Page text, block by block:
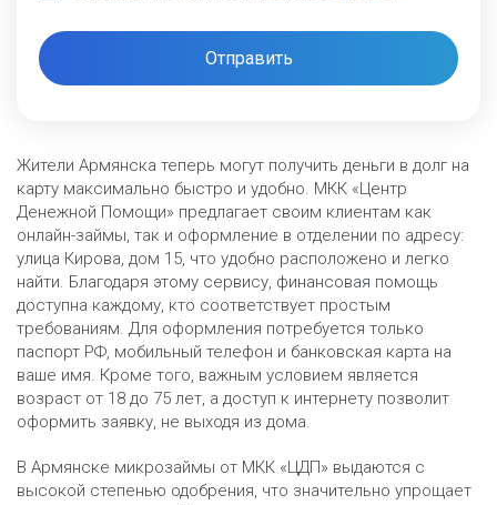
Отправить
Жители Армянска теперь могут получить деньги в долг на
карту максимально быстро и удобно. МКК «Центр
Денежной Помощи» предлагает своим клиентам как
онлайн-займы, так и оформление в отделении по адресу:
улица Кирова, дом 15, что удобно расположено и легко
найти. Благодаря этому сервису, финансовая помощь
доступна каждому, кто соответствует простым
требованиям. Для оформления потребуется только
паспорт РФ, мобильный телефон и банковская карта на
ваше имя. Кроме того, важным условием является
возраст от 18 до 75 лет, а доступ к интернету позволит
оформить заявку, не выходя из дома.
В Армянске микрозаймы от МКК «ЦДП» выдаются с
высокой степенью одобрения, что значительно упрощает